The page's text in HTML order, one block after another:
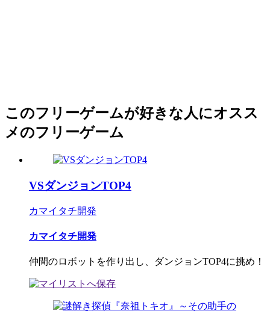
このフリーゲームが好きな人にオスス
メのフリーゲーム
VSダンジョンTOP4
カマイタチ開発
カマイタチ開発
仲間のロボットを作り出し、ダンジョンTOP4に挑め！